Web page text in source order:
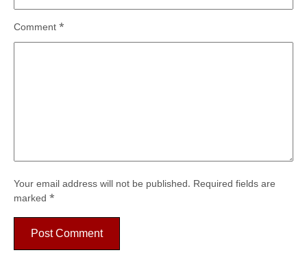
Your email address will not be published. Required fields are
marked *
Comment *